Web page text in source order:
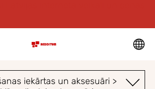
iekārtas un aksesuāri >